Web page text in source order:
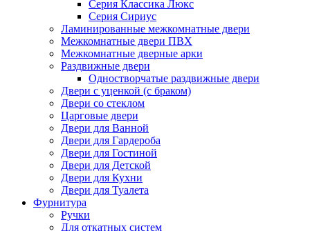
Серия Классика Люкс
Серия Сириус
Ламинированные межкомнатные двери
Межкомнатные двери ПВХ
Межкомнатные дверные арки
Раздвижные двери
Одностворчатые раздвижные двери
Двери с уценкой (с браком)
Двери со стеклом
Царговые двери
Двери для Ванной
Двери для Гардероба
Двери для Гостиной
Двери для Детской
Двери для Кухни
Двери для Туалета
Фурнитура
Ручки
Для откатных систем